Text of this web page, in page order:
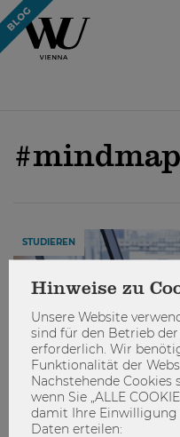
STUDIEREN
Hinweise zu
Unsere Website
sind für den Betrieb
erforderlich. Wir
Funktionalität der
Nachstehende Cookies
wenn Sie „ALLE
damit Ihre
Daten erteilen: